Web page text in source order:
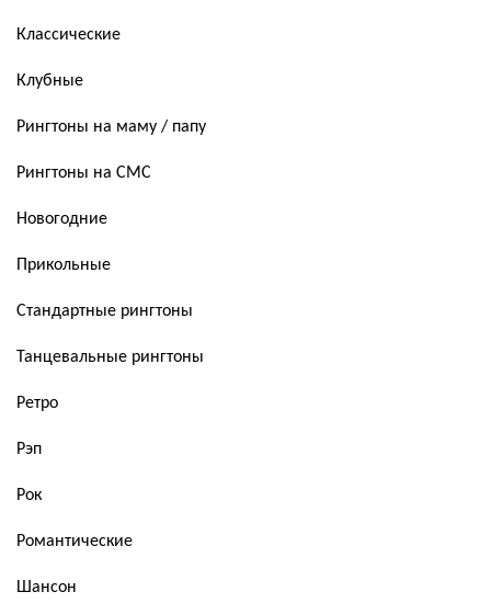
Классические
Клубные
Рингтоны на маму / папу
Рингтоны на СМС
Новогодние
Прикольные
Стандартные рингтоны
Танцевальные рингтоны
Ретро
Рэп
Рок
Романтические
Шансон